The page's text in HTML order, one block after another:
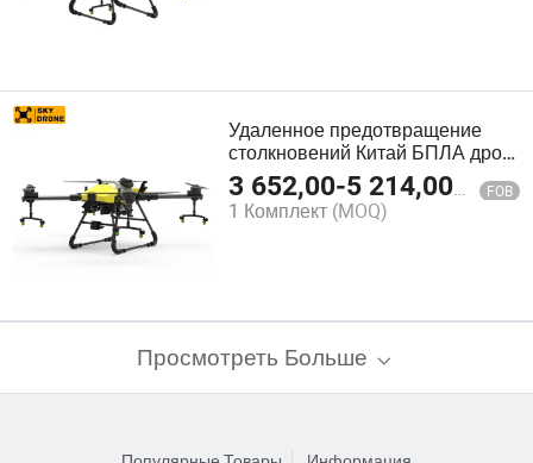
Удаленное предотвращение
столкновений Китай БПЛА дрон
для сельскохозяйственного
опрыскивателя
сельскохозяйственная техника
3 652,00-5 214,00$ FOB
1 Комплект (MOQ)
Просмотреть Больше